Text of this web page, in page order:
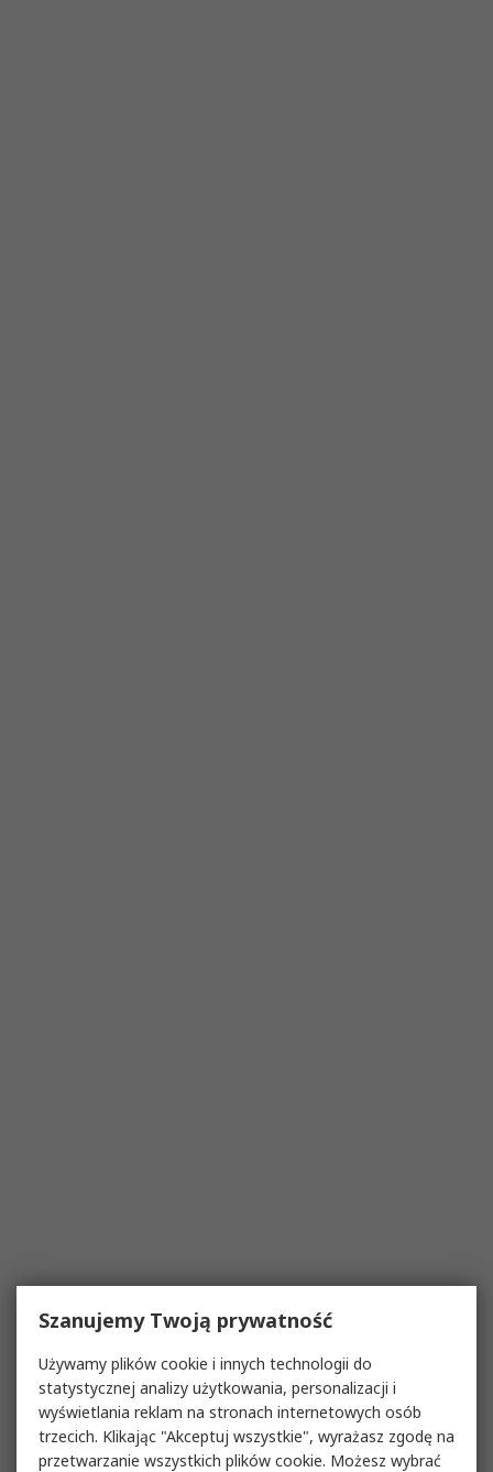
Szanujemy Twoją prywatność
Używamy plików cookie i innych technologii do
statystycznej analizy użytkowania, personalizacji i
wyświetlania reklam na stronach internetowych osób
trzecich. Klikając "Akceptuj wszystkie", wyrażasz zgodę na
przetwarzanie wszystkich plików cookie. Możesz wybrać